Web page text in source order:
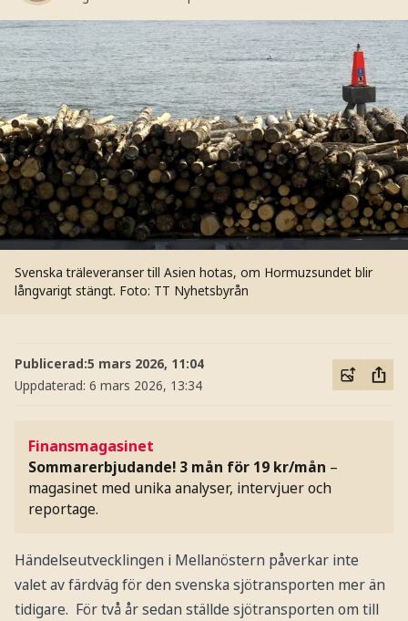
Svenska träleveranser till Asien hotas, om Hormuzsundet blir
långvarigt stängt. Foto: TT Nyhetsbyrån
Publicerad:5 mars 2026, 11:04
Uppdaterad: 6 mars 2026, 13:34
Finansmagasinet
Sommarerbjudande! 3 mån för 19 kr/mån –
magasinet med unika analyser, intervjuer och
reportage.
Händelseutvecklingen i Mellanöstern påverkar inte
valet av färdväg för den svenska sjötransporten mer än
tidigare. För två år sedan ställde sjötransporten om till